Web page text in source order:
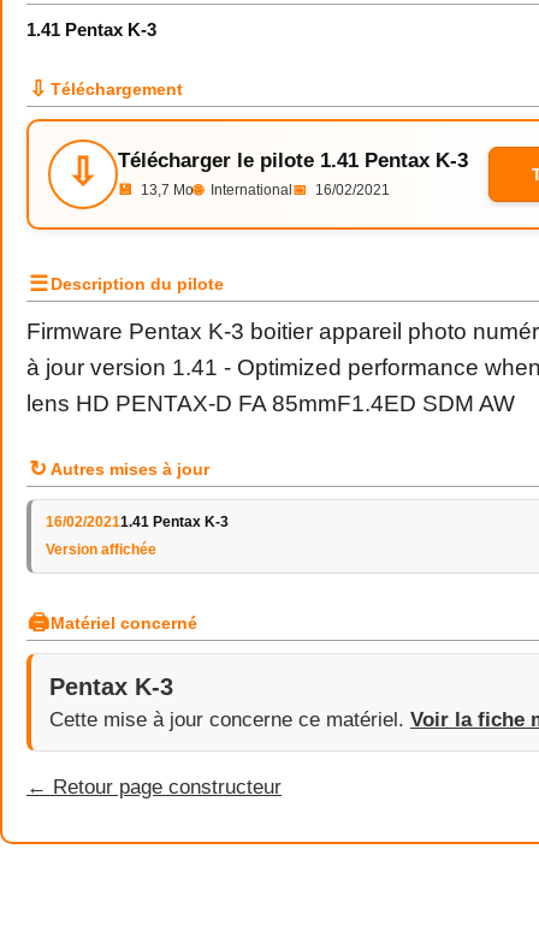
1.41 Pentax K-3
⇩ Téléchargement
⇩ Télécharger le pilote 1.41 Pentax K-3
💾 13,7 Mo🌐 International 📅 16/02/2021
☰Description du pilote
Firmware Pentax K-3 boitier appareil photo
à jour version 1.41 - Optimized performance
lens HD PENTAX-D FA 85mmF1.4ED SDM AW
↻ Autres mises à jour
16/02/20211.41 Pentax K-3
Version affichée
🖨Matériel concerné
Pentax K-3
Cette mise à jour concerne ce matériel. Voir la fiche
← Retour page constructeur